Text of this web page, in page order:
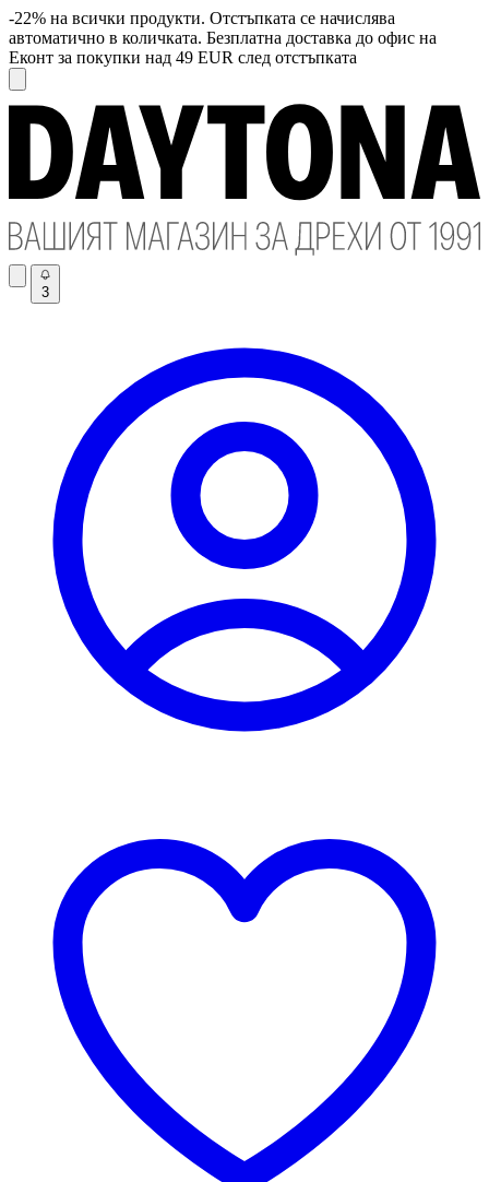
-22% на всички продукти. Отстъпката се начислява
автоматично в количката. Безплатна доставка до офис на
Еконт за покупки над 49 EUR след отстъпката
3